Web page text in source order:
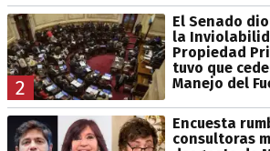
2
El Senado
la
Propiedad
tuvo que
Manejo del
Encuesta
consultoras